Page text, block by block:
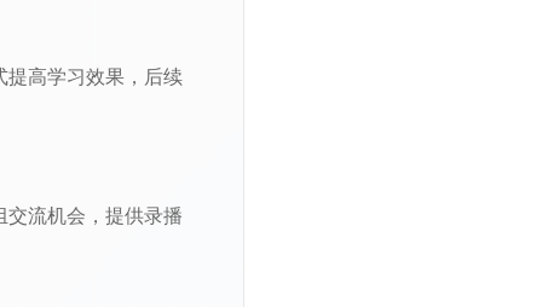
提高学习效果，后续
流机会，提供录播